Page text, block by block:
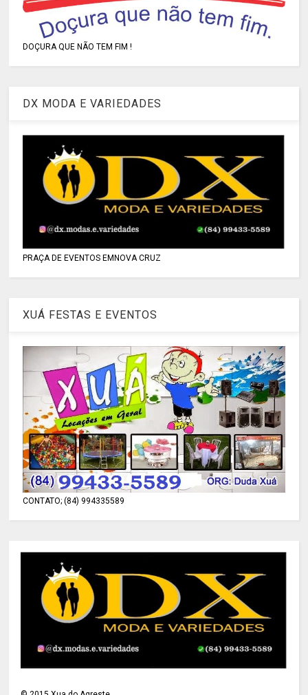
DOÇURA QUE NÃO TEM FIM !
DX MODA E VARIEDADES
PRAÇA DE EVENTOS EMNOVA CRUZ
XUÁ FESTAS E EVENTOS
CONTATO; (84) 994335589